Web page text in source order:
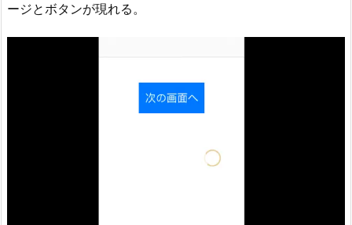
ージとボタンが現れる。